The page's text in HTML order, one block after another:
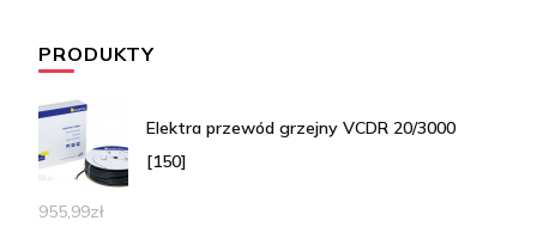
PRODUKTY
Elektra przewód grzejny VCDR 20/3000
[150]
955,99zł